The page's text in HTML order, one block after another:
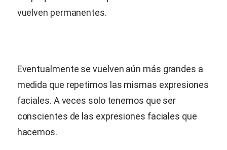
vuelven permanentes.
Eventualmente se vuelven aún más grandes a
medida que repetimos las mismas expresiones
faciales. A veces solo tenemos que ser
conscientes de las expresiones faciales que
hacemos.